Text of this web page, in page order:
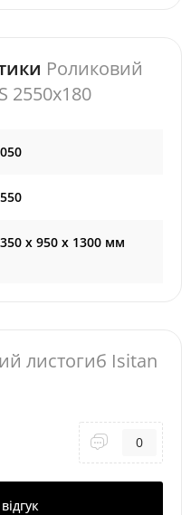
Роликовий
2550x180
х 950 х 1300 мм
листогиб Isitan
0